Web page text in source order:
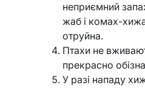
неприємний
жаб і комах-
отруйна.
Птахи не
прекрасно
У разі нападу